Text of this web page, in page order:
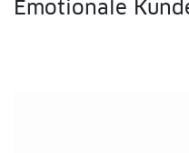
Emotionale